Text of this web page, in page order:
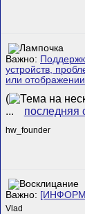
Важно:
устройств,
или
(
...
последняя
hw_founder
Важно:
Vlad